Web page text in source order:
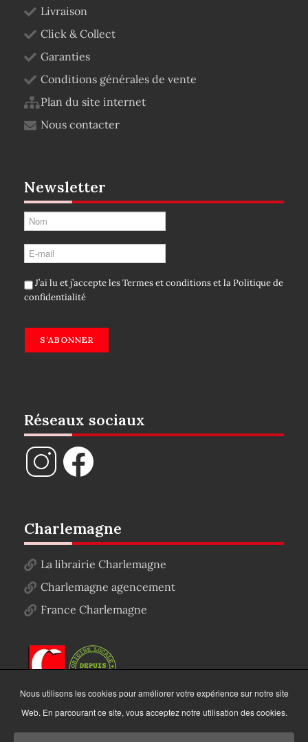
Livraison
Click & Collect
Garanties
Conditions générales de vente
Plan du site internet
Nous contacter
Newsletter
J’ai lu et j’accepte lesTermes et conditionset laPolitique de
confidentialité
S’ABONNER
Réseaux sociaux
Charlemagne
La librairie Charlemagne
Charlemagne agencement
France Charlemagne
Nous utilisons les cookies pour améliorer votre expérience sur notre site
Web. En parcourant ce site, vous acceptez notre utilisation des cookies.